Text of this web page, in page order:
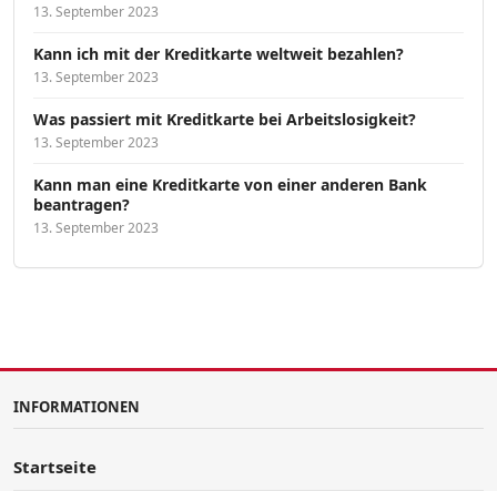
13. September 2023
Kann ich mit der Kreditkarte weltweit bezahlen?
13. September 2023
Was passiert mit Kreditkarte bei Arbeitslosigkeit?
13. September 2023
Kann man eine Kreditkarte von einer anderen Bank
beantragen?
13. September 2023
INFORMATIONEN
Startseite